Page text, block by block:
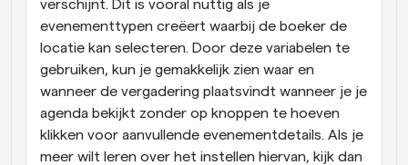
verschijnt. Dit is vooral nuttig als je
evenementtypen creëert waarbij de boeker de
locatie kan selecteren. Door deze variabelen te
gebruiken, kun je gemakkelijk zien waar en
wanneer de vergadering plaatsvindt wanneer je je
agenda bekijkt zonder op knoppen te hoeven
klikken voor aanvullende evenementdetails. Als je
meer wilt leren over het instellen hiervan, kijk dan